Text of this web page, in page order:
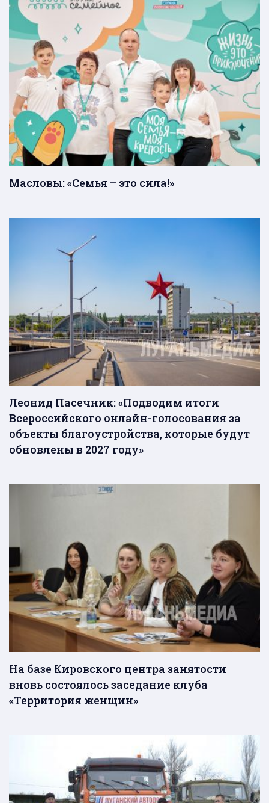
Масловы: «Семья – это сила!»
Леонид Пасечник: «Подводим итоги
Всероссийского онлайн-голосования за
объекты благоустройства, которые будут
обновлены в 2027 году»
На базе Кировского центра занятости
вновь состоялось заседание клуба
«Территория женщин»